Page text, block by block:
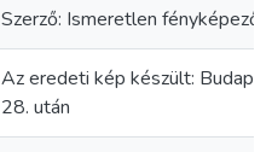
Szerző: Ismeretlen fényképező
Az eredeti kép készült:
28. után